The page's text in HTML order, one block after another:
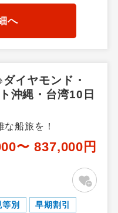
へ
イヤモンド・
沖縄・台湾10日
船旅を！
〜 837,000円
別 早期割引